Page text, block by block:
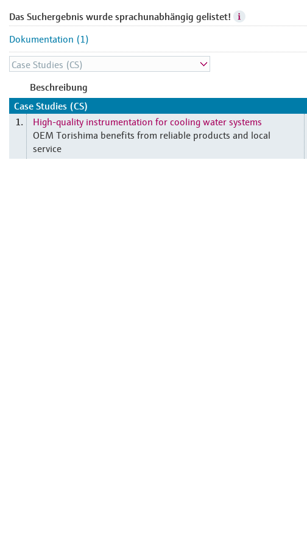
Das Suchergebnis wurde sprachunabhängig gelistet!
Dokumentation (1)
Beschreibung
Case Studies (CS)
1.
High-quality instrumentation for cooling water systems
OEM Torishima benefits from reliable products and local
service